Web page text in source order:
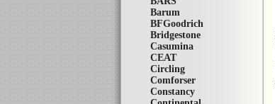
Barum
BFGoodrich
Bridgestone
Casumina
CEAT
Circling
Comforser
Constancy